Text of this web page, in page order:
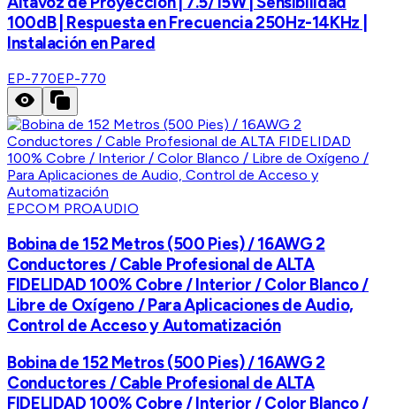
100dB | Respuesta en Frecuencia 250Hz-14KHz |
Instalación en Pared
EP-770EP-770
EPCOM PROAUDIO
Bobina de 152 Metros (500 Pies) / 16AWG 2
Conductores / Cable Profesional de ALTA
FIDELIDAD 100% Cobre / Interior / Color Blanco /
Libre de Oxígeno / Para Aplicaciones de Audio,
Control de Acceso y Automatización
Bobina de 152 Metros (500 Pies) / 16AWG 2
Conductores / Cable Profesional de ALTA
FIDELIDAD 100% Cobre / Interior / Color Blanco /